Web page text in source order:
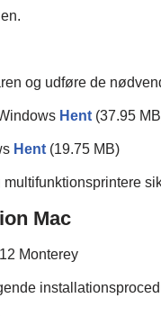
og udføre de
Hent (37.95
Hent (19.75 MB)
Mac
Monterey